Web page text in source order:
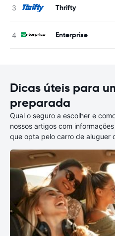
Thrifty
Enterprise
Dicas úteis para
preparada
Qual o seguro a escolher e
nossos artigos com
que opta pelo carro de aluguer